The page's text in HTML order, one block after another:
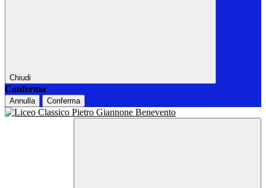
Chiudi
Conferma
Annulla Conferma